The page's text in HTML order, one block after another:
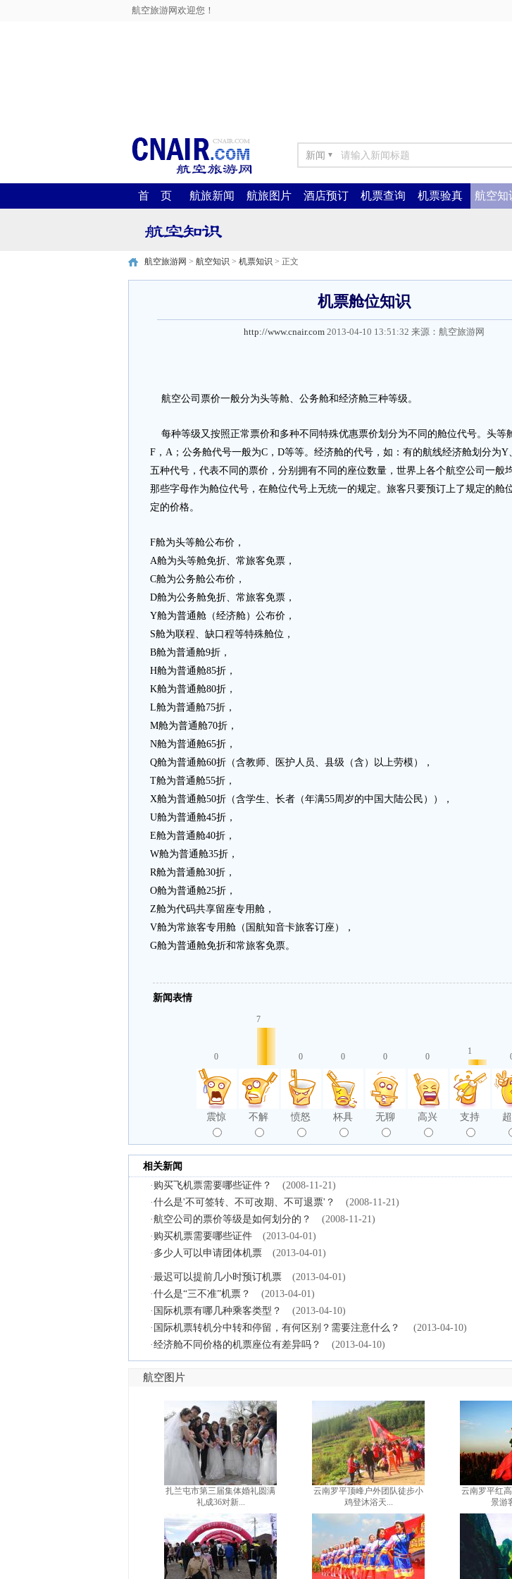
航空旅游网欢迎您！
新闻 ▼
首 页 航旅新闻 航旅图片 酒店预订 机票查询 机票验真 航空知
航空旅游网 > 航空知识 > 机票知识 > 正文
机票舱位知识
http://www.cnair.com 2013-04-10 13:51:32 来源： 航空旅游网
航空公司票价一般分为头等舱、公务舱和经济舱三种等级。
每种等级又按照正常票价和多种不同特殊优惠票价划分为不同的舱位代号。头等
F，A；公务舱代号一般为C，D等等。经济舱的代号，如：有的航线经济舱划分为
五种代号，代表不同的票价，分别拥有不同的座位数量，世界上各个航空公司一般
那些字母作为舱位代号，在舱位代号上无统一的规定。旅客只要预订上了规定的舱
定的价格。
F舱为头等舱公布价，
A舱为头等舱免折、常旅客免票，
C舱为公务舱公布价，
D舱为公务舱免折、常旅客免票，
Y舱为普通舱（经济舱）公布价，
S舱为联程、缺口程等特殊舱位，
B舱为普通舱9折，
H舱为普通舱85折，
K舱为普通舱80折，
L舱为普通舱75折，
M舱为普通舱70折，
N舱为普通舱65折，
Q舱为普通舱60折（含教师、医护人员、县级（含）以上劳模），
T舱为普通舱55折，
X舱为普通舱50折（含学生、长者（年满55周岁的中国大陆公民）），
U舱为普通舱45折，
E舱为普通舱40折，
W舱为普通舱35折，
R舱为普通舱30折，
O舱为普通舱25折，
Z舱为代码共享留座专用舱，
V舱为常旅客专用舱（国航知音卡旅客订座），
G舱为普通舱免折和常旅客免票。
新闻表情
0
震惊
7
不解
0
愤怒
0
杯具
0
无聊
0
高兴
1
支持
相关新闻
· 购买飞机票需要哪些证件？
(2008-11-21)
·什么是'不可签转、不可改期、不可退票'？
(2008-11-21)
·航空公司的票价等级是如何划分的？
(2008-11-21)
· 购买机票需要哪些证件
(2013-04-01)
· 多少人可以申请团体机票 (2013-04-01)
·最迟可以提前几小时预订机票
(2013-04-01)
·什么是“三不准”机票？
(2013-04-01)
· 国际机票有哪几种乘客类型？
(2013-04-10)
· 国际机票转机分中转和停留，有何区别？需要注意什么？
(2013-04-10)
·经济舱不同价格的机票座位有差异吗？ (2013-04-10)
航空图片
扎兰屯市第三届集体婚礼圆满
礼成36对新...
云南罗平顶峰户外团队徒步小
鸡登沐浴天...
云南罗平红
景游